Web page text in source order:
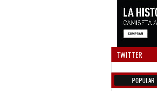
TWITTER
POPULAR